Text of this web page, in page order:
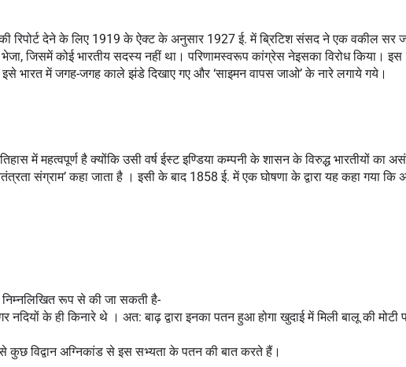
रिपोर्ट देने के लिए 1919 के ऐक्ट के अनुसार 1927 ई. में ब्रिटिश संसद ने एक वकील सर
जिसमें कोई भारतीय सदस्य नहीं था। परिणामस्वरूप कांग्रेस नेइसका विरोध किया। इस
भारत में जगह-जगह काले झंडे दिखाए गए और ‘साइमन वापस जाओ’ के नारे लगाये गये।
में महत्वपूर्ण है क्योंकि उसी वर्ष ईस्ट इण्डिया कम्पनी के शासन के विरुद्ध भारतीयों का
संग्राम’ कहा जाता है । इसी के बाद 1858 ई. में एक घोषणा के द्वारा यह कहा गया कि
निम्नलिखित रूप से की जा सकती है-
के ही किनारे थे । अत: बाढ़ द्वारा इनका पतन हुआ होगा खुदाई में मिली बालू की मोटी
कुछ विद्वान अग्निकांड से इस सभ्यता के पतन की बात करते हैं।